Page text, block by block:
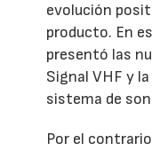
evolución
producto. En
presentó las
Signal VHF y
sistema de
Por el